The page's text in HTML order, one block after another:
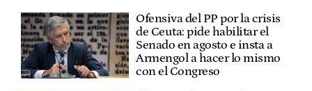
Ofensiva del PP por la crisis
de Ceuta: pide habilitar el
Senado en agosto e insta a
Armengol a hacer lo mismo
con el Congreso